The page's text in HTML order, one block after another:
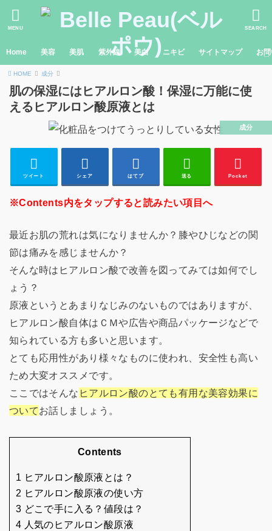
MENU SEARCH
Home 美容 美肌 紫外線 美白 ニキビ サイトマップ お
HOME 成分
肌の保湿にはヒアルロン酸！保湿に万能に使
えるヒアルロン酸原液とは
成分
ツイート シェア はてブ 送る Pocket
※Contents内をタップすると読みたい項目へ
最近お肌の荒れは気になりませんか？膝やひじなどの関
節は痛みを感じませんか？
そんな時はヒアルロン酸で改善を図ってみては如何でし
ょう？
原液というとあまりなじみのないものではありますが、
ヒアルロン酸自体はＣＭや広告や商品パッケージなどで
知られている方も多いと思います。
とても応用性があり様々なものに使われ、安全性も高い
ため大変オススメです。
ここではそんな ヒアルロン酸のとても有用な美容効果に
ついてお話しましょう。
Contents
1 ヒアルロン酸原液とは？
2 ヒアルロン酸原液の使い方
3 どこで手に入る？値段は？
4 人気のヒアルロン酸原液